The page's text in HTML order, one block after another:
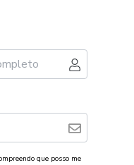
que posso me